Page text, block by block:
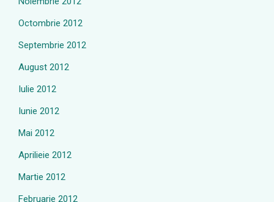
Octombrie 2012
Septembrie 2012
August 2012
Iulie 2012
Iunie 2012
Mai 2012
Aprilieie 2012
Martie 2012
Februarie 2012